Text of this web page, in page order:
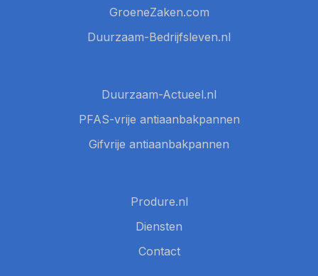
GroeneZaken.com
Duurzaam-Bedrijfsleven.nl
Duurzaam-Actueel.nl
PFAS-vrije antiaanbakpannen
Gifvrije antiaanbakpannen
Produre.nl
Diensten
Contact